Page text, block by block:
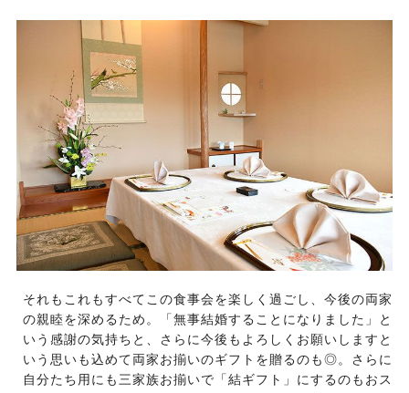
それもこれもすべてこの食事会を楽しく過ごし、今後の両家
の親睦を深めるため。「無事結婚することになりました」と
いう感謝の気持ちと、さらに今後もよろしくお願いしますと
いう思いも込めて両家お揃いのギフトを贈るのも◎。さらに
自分たち用にも三家族お揃いで「結ギフト」にするのもおス